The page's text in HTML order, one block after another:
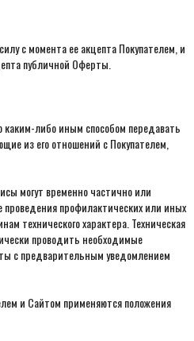
с момента ее акцепта Покупателем, и
публичной Оферты.
каким-либо иным способом передавать
из его отношений с Покупателем,
могут временно частично или
профилактических или иных
технического характера. Техническая
проводить необходимые
с предварительным уведомлением
и Сайтом применяются положения